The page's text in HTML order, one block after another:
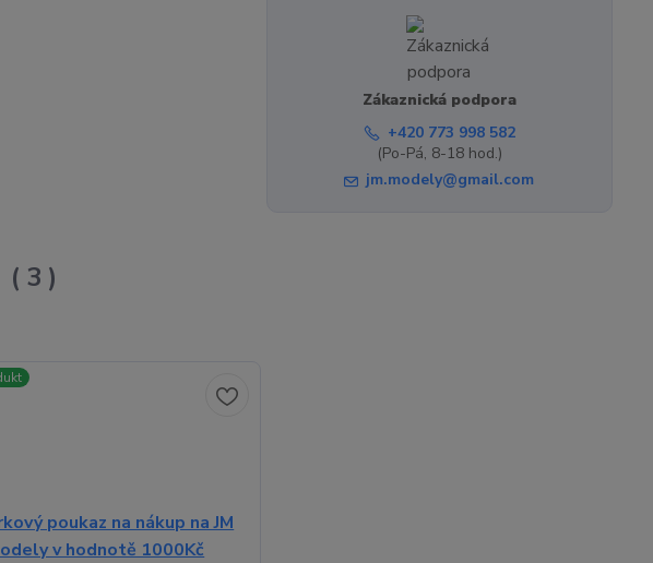
Zákaznická podpora
+420 773 998 582
(Po-Pá, 8-18 hod.)
jm.modely@gmail.com
3